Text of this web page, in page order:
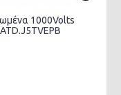
1000Volts